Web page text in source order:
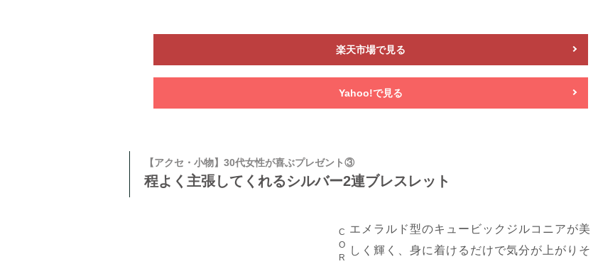
楽天市場で見る
Yahoo!で見る
【アクセ・小物】30代女性が喜ぶプレゼント③
程よく主張してくれるシルバー2連ブレスレット
C
O
R
エメラルド型のキュービックジルコニアが美
しく輝く、身に着けるだけで気分が上がりそ